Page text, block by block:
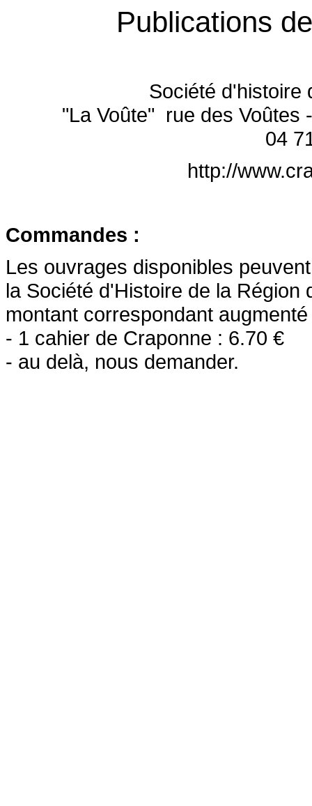
Publications
Société d'histoire
"La Voûte" rue des Voûtes
04
http://
Commandes :
Les ouvrages disponibles
la Société d'Histoire de la
montant correspondant
- 1 cahier de Craponne : 6.70 €
- au delà, nous demander.